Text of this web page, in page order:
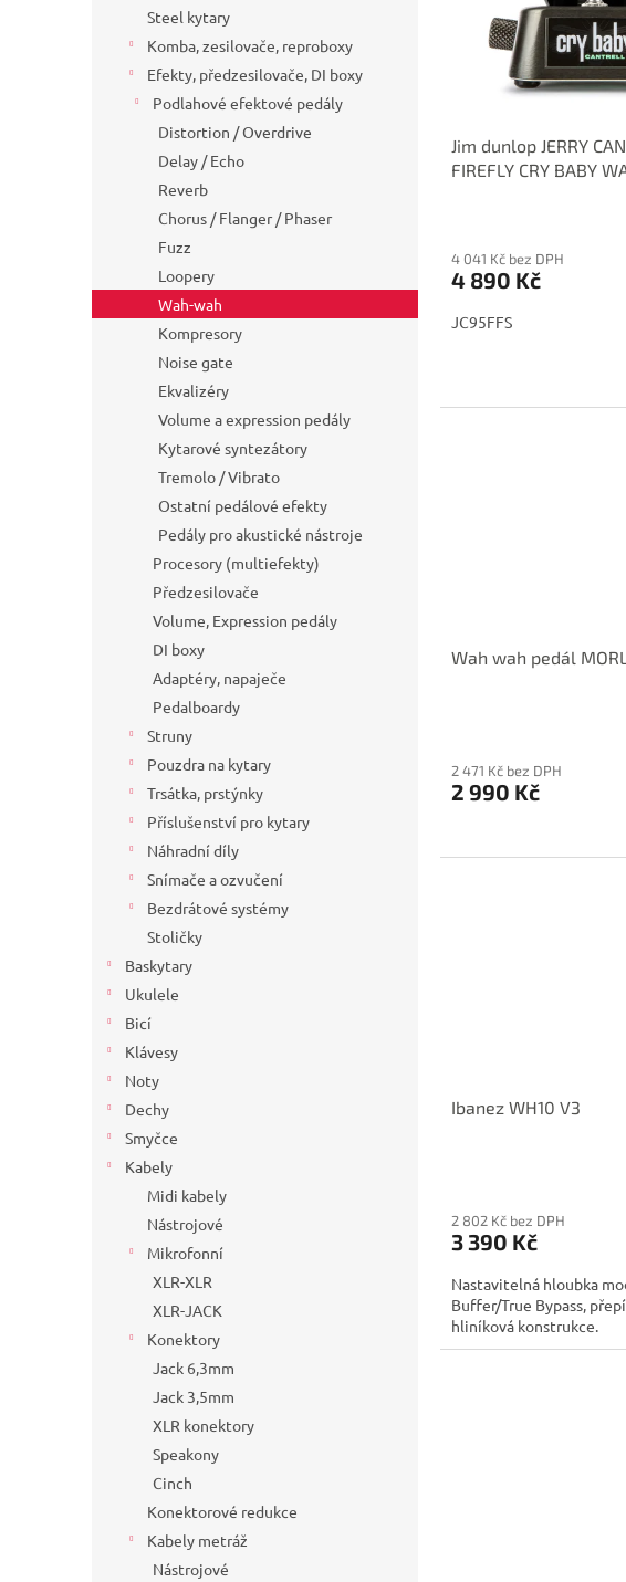
Steel kytary
Komba, zesilovače, reproboxy
Efekty, předzesilovače, DI boxy
Podlahové efektové pedály
Distortion / Overdrive
Delay / Echo
Reverb
Chorus / Flanger / Phaser
Fuzz
Loopery
Wah-wah
Kompresory
Noise gate
Ekvalizéry
Volume a expression pedály
Kytarové syntezátory
Tremolo / Vibrato
Ostatní pedálové efekty
Pedály pro akustické nástroje
Procesory (multiefekty)
Předzesilovače
Volume, Expression pedály
DI boxy
Adaptéry, napaječe
Pedalboardy
Struny
Pouzdra na kytary
Trsátka, prstýnky
Příslušenství pro kytary
Náhradní díly
Snímače a ozvučení
Bezdrátové systémy
Stoličky
Baskytary
Ukulele
Bicí
Klávesy
Noty
Dechy
Smyčce
Kabely
Midi kabely
Nástrojové
Mikrofonní
XLR-XLR
XLR-JACK
Konektory
Jack 6,3mm
Jack 3,5mm
XLR konektory
Speakony
Cinch
Konektorové redukce
Kabely metráž
Nástrojové
Jim dunlop JERRY
FIREFLY CRY BABY
4 041 Kč bez DPH
4 890 Kč
JC95FFS
Wah wah pedál
2 471 Kč bez DPH
2 990 Kč
Ibanez WH10 V3
2 802 Kč bez DPH
3 390 Kč
Nastavitelná hloubka
Buffer/True Bypass,
hliníková konstrukce.